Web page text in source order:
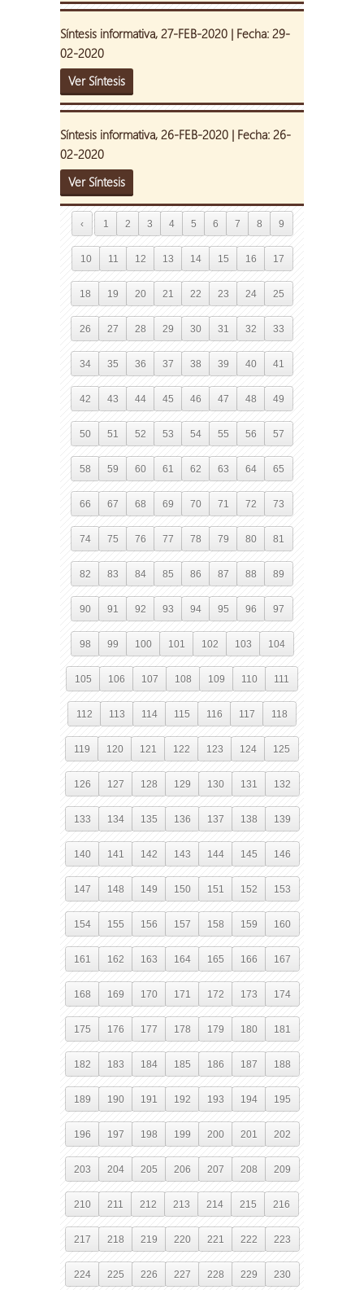
Síntesis informativa, 27-FEB-2020 | Fecha: 29-
02-2020
Ver Síntesis
Síntesis informativa, 26-FEB-2020 | Fecha: 26-
02-2020
Ver Síntesis
‹ 1 2 3 4 5 6 7 8 9
10 11 12 13 14 15 16 17
18 19 20 21 22 23 24 25
26 27 28 29 30 31 32 33
34 35 36 37 38 39 40 41
42 43 44 45 46 47 48 49
50 51 52 53 54 55 56 57
58 59 60 61 62 63 64 65
66 67 68 69 70 71 72 73
74 75 76 77 78 79 80 81
82 83 84 85 86 87 88 89
90 91 92 93 94 95 96 97
98 99 100 101 102 103 104
105 106 107 108 109 110 111
112 113 114 115 116 117 118
119 120 121 122 123 124 125
126 127 128 129 130 131 132
133 134 135 136 137 138 139
140 141 142 143 144 145 146
147 148 149 150 151 152 153
154 155 156 157 158 159 160
161 162 163 164 165 166 167
168 169 170 171 172 173 174
175 176 177 178 179 180 181
182 183 184 185 186 187 188
189 190 191 192 193 194 195
196 197 198 199 200 201 202
203 204 205 206 207 208 209
210 211 212 213 214 215 216
217 218 219 220 221 222 223
224 225 226 227 228 229 230